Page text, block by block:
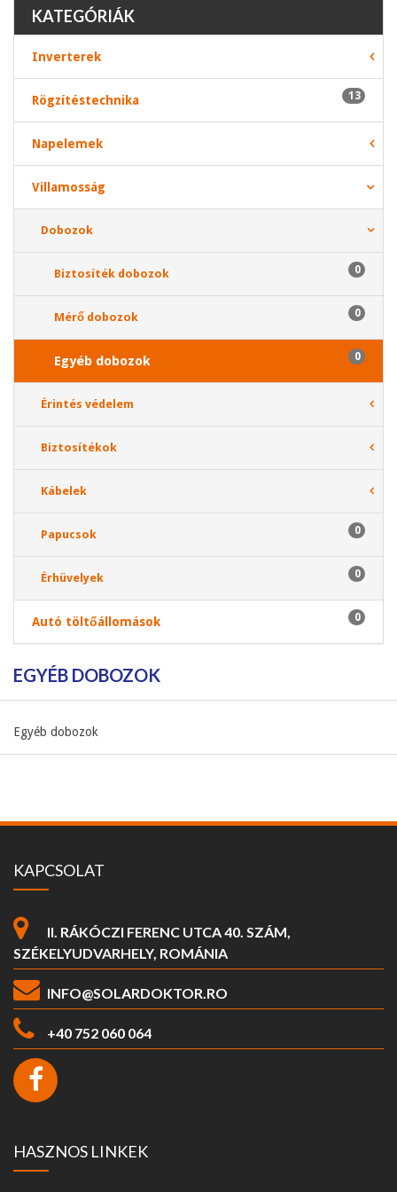
KATEGÓRIÁK
Inverterek
13
Rögzítéstechnika
Napelemek
Villamosság
Dobozok
0
Biztosíték dobozok
0
Mérő dobozok
0
Egyéb dobozok
Érintés védelem
Biztosítékok
Kábelek
0
Papucsok
0
Érhüvelyek
0
Autó töltőállomások
EGYÉB DOBOZOK
Egyéb dobozok
KAPCSOLAT
II. RÁKÓCZI FERENC UTCA 40. SZÁM,
SZÉKELYUDVARHELY, ROMÁNIA
INFO@SOLARDOKTOR.RO
+40 752 060 064
HASZNOS LINKEK